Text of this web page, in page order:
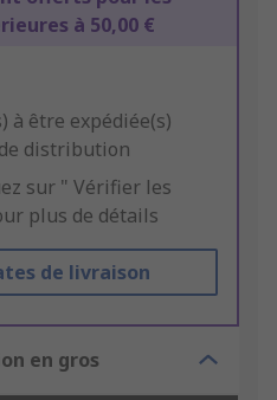
à 50,00 €
à être expédiée(s)
distribution
sur " Vérifier les
plus de détails
de livraison
en gros